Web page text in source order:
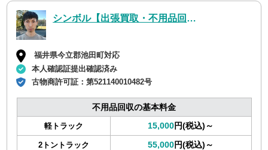
シンボル【出張買取・不用品回収】
福井県今立郡池田町対応
本人確認証提出確認済み
古物商許可証：第521140010482号
不用品回収の基本料金
軽トラック 15,000円(税込)～
2トントラック 55,000円(税込)～